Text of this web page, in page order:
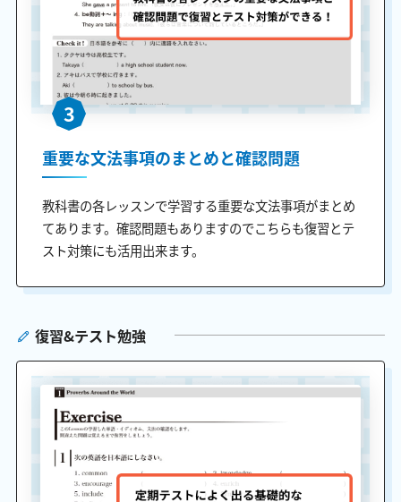
3
重要な文法事項のまとめと確認問題
教科書の各レッスンで学習する重要な文法事項がまとめ
てあります。確認問題もありますのでこちらも復習とテ
スト対策にも活用出来ます。
復習&テスト勉強